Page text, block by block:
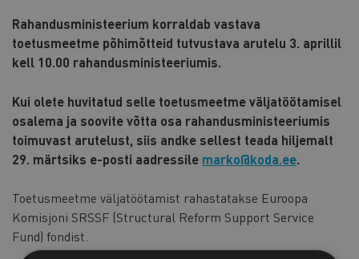
Rahandusministeerium korraldab vastava
toetusmeetme põhimõtteid tutvustava arutelu 3. aprillil
kell 10.00 rahandusministeeriumis.
Kui olete huvitatud selle toetusmeetme väljatöötamisel
osalema ja soovite võtta osa rahandusministeeriumis
toimuvast arutelust, siis andke sellest teada hiljemalt
29. märtsiks e-posti aadressile marko@koda.ee.
Toetusmeetme väljatöötamist rahastatakse Euroopa
Komisjoni SRSSF (Structural Reform Support Service
Fund) fondist.